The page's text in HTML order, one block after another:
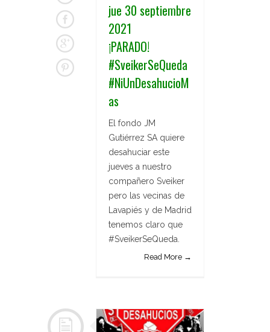
jue 30 septiembre
2021
¡PARADO!
#SveikerSeQueda
#NiUnDesahucioM
as
El fondo JM
Gutiérrez SA quiere
desahuciar este
jueves a nuestro
compañero Sveiker
pero las vecinas de
Lavapiés y de Madrid
tenemos claro que
#SveikerSeQueda.
Read More →